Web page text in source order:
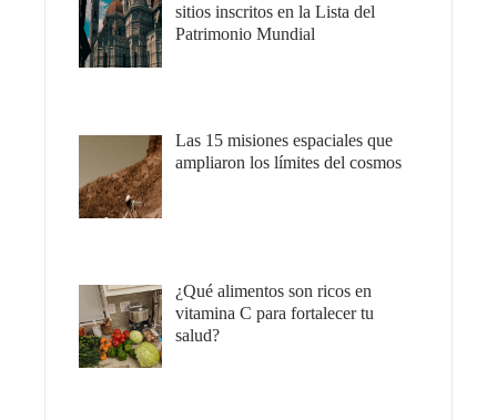
sitios inscritos en la Lista del
Patrimonio Mundial
Las 15 misiones espaciales que
ampliaron los límites del cosmos
¿Qué alimentos son ricos en
vitamina C para fortalecer tu
salud?